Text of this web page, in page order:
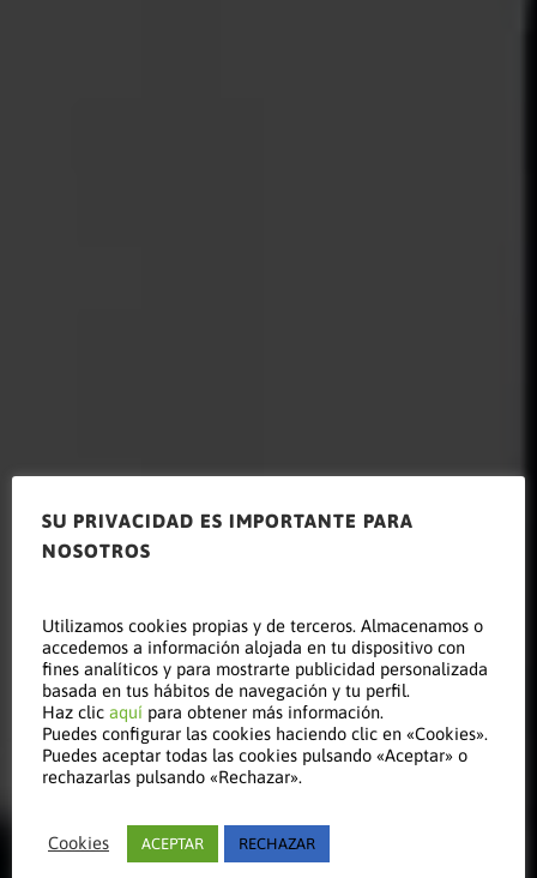
Leer este
artículo
Manténgase al día
SU PRIVACIDAD ES IMPORTANTE PARA
NOSOTROS
Utilizamos cookies propias y de terceros. Almacenamos o
accedemos a información alojada en tu dispositivo con
fines analíticos y para mostrarte publicidad personalizada
basada en tus hábitos de navegación y tu perfil.
Haz clic aquí para obtener más información.
Puedes configurar las cookies haciendo clic en «Cookies».
Puedes aceptar todas las cookies pulsando «Aceptar» o
rechazarlas pulsando «Rechazar».
Cookies ACEPTAR RECHAZAR